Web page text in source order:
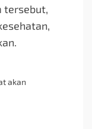
tersebut,
akan